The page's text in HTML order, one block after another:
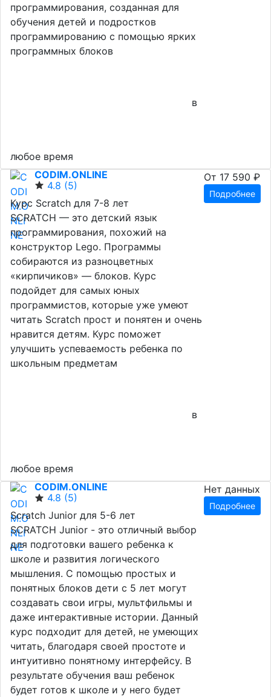
программирования, созданная для
обучения детей и подростков
программированию с помощью ярких
программных блоков
в
любое время
CODIM.ONLINE
4.8 (5)
Курс Scratch для 7-8 лет
SCRATCH — это детский язык
программирования, похожий на
конструктор Lego. Программы
собираются из разноцветных
«кирпичиков» — блоков. Курс
подойдет для самых юных
программистов, которые уже умеют
читать Scratch прост и понятен и очень
нравится детям. Курс поможет
улучшить успеваемость ребенка по
школьным предметам
в
любое время
От 17 590 ₽
Подробнее
CODIM.ONLINE
4.8 (5)
Scratch Junior для 5-6 лет
SCRATCH Junior - это отличный выбор
для подготовки вашего ребенка к
школе и развития логического
мышления. С помощью простых и
понятных блоков дети с 5 лет могут
создавать свои игры, мультфильмы и
даже интерактивные истории. Данный
курс подходит для детей, не умеющих
читать, благодаря своей простоте и
интуитивно понятному интерфейсу. В
результате обучения ваш ребенок
будет готов к школе и у него будет
Нет данных
Подробнее